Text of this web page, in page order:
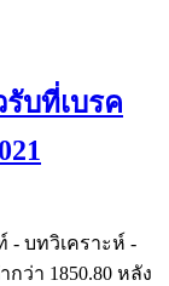
บที่เบรค
- บทวิเคราะห์ -
ว่า 1850.80 หลัง